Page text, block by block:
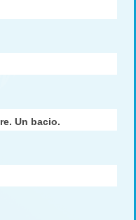
Un bacio.